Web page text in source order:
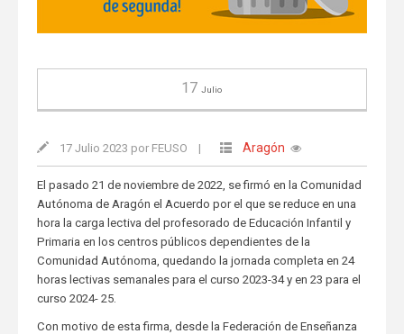
17Julio
17 Julio 2023 por FEUSO | Aragón
El pasado 21 de noviembre de 2022, se firmó en la Comunidad
Autónoma de Aragón el Acuerdo por el que se reduce en una
hora la carga lectiva del profesorado de Educación Infantil y
Primaria en los centros públicos dependientes de la
Comunidad Autónoma, quedando la jornada completa en 24
horas lectivas semanales para el curso 2023-34 y en 23 para el
curso 2024- 25.
Con motivo de esta firma, desde la Federación de Enseñanza